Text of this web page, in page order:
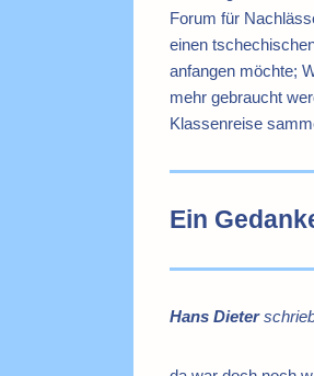
Forum für
einen
anfangen möchte;
mehr gebraucht
Klassenreise
Ein
Hans Dieter